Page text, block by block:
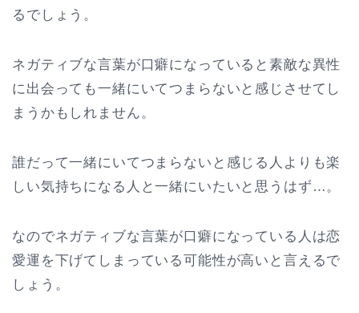
るでしょう。
ネガティブな言葉が口癖になっていると素敵な異性
に出会っても一緒にいてつまらないと感じさせてし
まうかもしれません。
誰だって一緒にいてつまらないと感じる人よりも楽
しい気持ちになる人と一緒にいたいと思うはず…。
なのでネガティブな言葉が口癖になっている人は恋
愛運を下げてしまっている可能性が高いと言えるで
しょう。